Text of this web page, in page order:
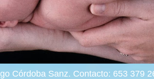
Córdoba Sanz. Contacto: 653 379